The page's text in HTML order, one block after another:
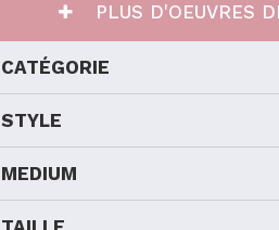
PLUS D'OEUVRES
CATÉGORIE
STYLE
MEDIUM